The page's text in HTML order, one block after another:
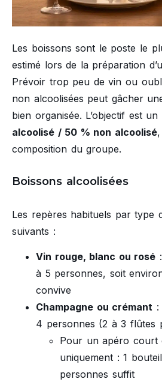
Les boissons sont le poste le
estimé lors de la préparation
Prévoir trop peu de vin ou
non alcoolisées peut gâcher
bien organisée. L’objectif est un
alcoolisé / 50 % non alcoolisé
composition du groupe.
Boissons alcoolisées
Les repères habituels par type
suivants :
Vin rouge, blanc ou rosé
à 5 personnes, soit
convive
Champagne ou crémant
4 personnes (2 à 3 flûtes
Pour un apéro court
uniquement : 1
personnes suffit